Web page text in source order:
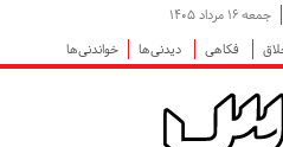
جمعه ۱۶ مرداد ۱۴۰۵
فکاهی دیدنی‌ها خواندنی‌ها